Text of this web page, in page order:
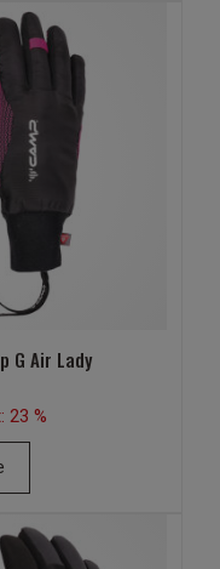
G Air Lady
23 %